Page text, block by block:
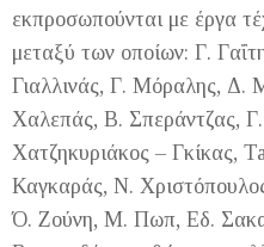
εκπροσωπούνται με έργα
μεταξύ των οποίων: Γ.
Γιαλλινάς, Γ. Μόραλης, Δ.
Χαλεπάς, Β. Σπεράντζας,
Χατζηκυριάκος – Γκίκας,
Καγκαράς, Ν.
Ό. Ζούνη, Μ. Πωπ, Εδ.